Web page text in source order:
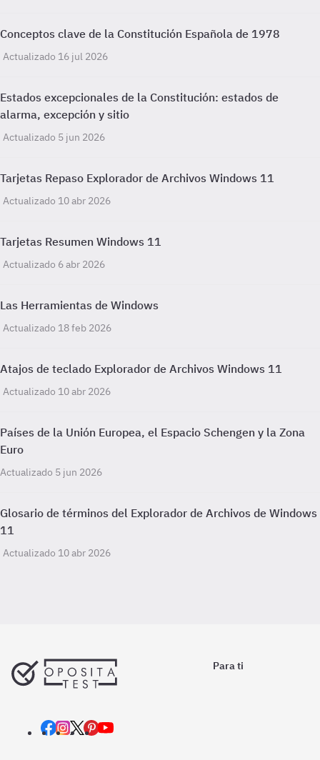
Conceptos clave de la Constitución Española de 1978
Actualizado 16 jul 2026
Estados excepcionales de la Constitución: estados de
alarma, excepción y sitio
Actualizado 5 jun 2026
Tarjetas Repaso Explorador de Archivos Windows 11
Actualizado 10 abr 2026
Tarjetas Resumen Windows 11
Actualizado 6 abr 2026
Las Herramientas de Windows
Actualizado 18 feb 2026
Atajos de teclado Explorador de Archivos Windows 11
Actualizado 10 abr 2026
Países de la Unión Europea, el Espacio Schengen y la Zona
Euro
Actualizado 5 jun 2026
Glosario de términos del Explorador de Archivos de Windows
11
Actualizado 10 abr 2026
Para ti